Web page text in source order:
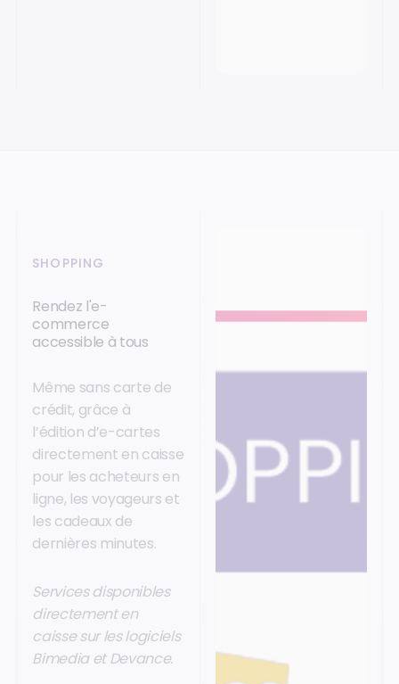
SHOPPING
Rendez l'e-
commerce
accessible à tous
Même sans carte de
crédit, grâce à
l’édition d’e-cartes
directement en caisse
pour les acheteurs en
ligne, les voyageurs et
les cadeaux de
dernières minutes.
Services disponibles
directement en
caisse sur les logiciels
Bimedia et Devance.